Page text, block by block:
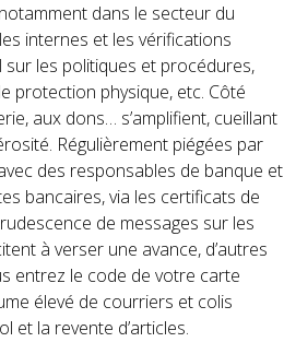
dans le secteur du
internes et les vérifications
sur les politiques et procédures,
protection physique, etc. Côté
aux dons… s’amplifient, cueillant
Régulièrement piégées par
des responsables de banque et
bancaires, via les certificats de
de messages sur les
à verser une avance, d’autres
entrez le code de votre carte
élevé de courriers et colis
et la revente d’articles.